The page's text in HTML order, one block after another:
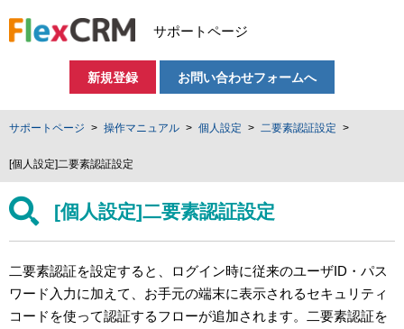
サポートページ
新規登録 お問い合わせフォームへ
サポートページ 操作マニュアル 個人設定 二要素認証設定
[個人設定]二要素認証設定
[個人設定]二要素認証設定
二要素認証を設定すると、ログイン時に従来のユーザID・パス
ワード入力に加えて、お手元の端末に表示されるセキュリティ
コードを使って認証するフローが追加されます。二要素認証を